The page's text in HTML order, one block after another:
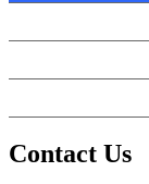
Contact Us